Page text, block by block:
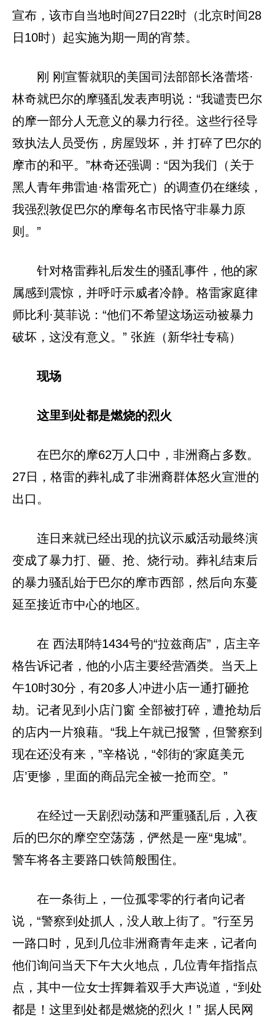
宣布，该市自当地时间27日22时（北京时间28
日10时）起实施为期一周的宵禁。
刚 刚宣誓就职的美国司法部部长洛蕾塔·
林奇就巴尔的摩骚乱发表声明说：“我谴责巴尔
的摩一部分人无意义的暴力行径。这些行径导
致执法人员受伤，房屋毁坏，并 打碎了巴尔的
摩市的和平。”林奇还强调：“因为我们（关于
黑人青年弗雷迪·格雷死亡）的调查仍在继续，
我强烈敦促巴尔的摩每名市民恪守非暴力原
则。”
针对格雷葬礼后发生的骚乱事件，他的家
属感到震惊，并呼吁示威者冷静。格雷家庭律
师比利·莫菲说：“他们不希望这场运动被暴力
破坏，这没有意义。” 张旌（新华社专稿）
现场
这里到处都是燃烧的烈火
在巴尔的摩62万人口中，非洲裔占多数。
27日，格雷的葬礼成了非洲裔群体怒火宣泄的
出口。
连日来就已经出现的抗议示威活动最终演
变成了暴力打、砸、抢、烧行动。葬礼结束后
的暴力骚乱始于巴尔的摩市西部，然后向东蔓
延至接近市中心的地区。
在 西法耶特1434号的“拉兹商店”，店主辛
格告诉记者，他的小店主要经营酒类。当天上
午10时30分，有20多人冲进小店一通打砸抢
劫。记者见到小店门窗 全部被打碎，遭抢劫后
的店内一片狼藉。“我上午就已报警，但警察到
现在还没有来，”辛格说，“邻街的‘家庭美元
店’更惨，里面的商品完全被一抢而空。”
在经过一天剧烈动荡和严重骚乱后，入夜
后的巴尔的摩空空荡荡，俨然是一座“鬼城”。
警车将各主要路口铁筒般围住。
在一条街上，一位孤零零的行者向记者
说，“警察到处抓人，没人敢上街了。”行至另
一路口时，见到几位非洲裔青年走来，记者向
他们询问当天下午大火地点，几位青年指指点
点，其中一位女士挥舞着双手大声说道，“到处
都是！这里到处都是燃烧的烈火！” 据人民网